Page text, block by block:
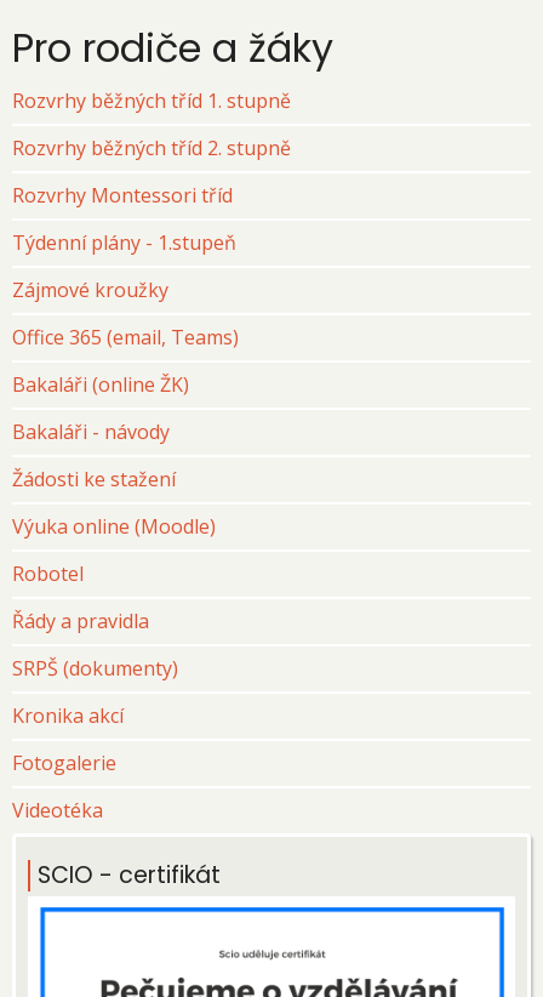
Pro rodiče a žáky
Rozvrhy běžných tříd 1. stupně
Rozvrhy běžných tříd 2. stupně
Rozvrhy Montessori tříd
Týdenní plány - 1.stupeň
Zájmové kroužky
Office 365 (email, Teams)
Bakaláři (online ŽK)
Bakaláři - návody
Žádosti ke stažení
Výuka online (Moodle)
Robotel
Řády a pravidla
SRPŠ (dokumenty)
Kronika akcí
Fotogalerie
Videotéka
SCIO - certifikát